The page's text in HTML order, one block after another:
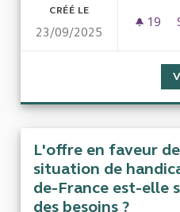
CRÉÉ LE
23/09/2025
19
L'offre en faveur
situation de
de-France est-elle
des besoins ?